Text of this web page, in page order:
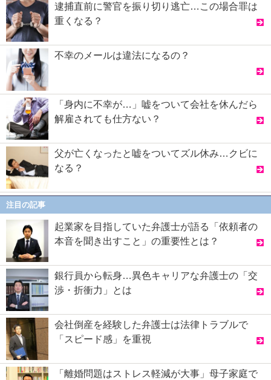
逮捕直前に警官を振り切り逃亡…この場合罪は
重くなる？
不幸のメールは違法になるの？
「身内に不幸が…」嘘をついて会社を休んだら
解雇されても仕方ない？
父が亡くなったと嘘をついてズル休み…クビに
なる？
注目の記事
起業家を目指していた弁護士が語る「依頼者の
本音を聞き出すこと」の重要性とは？
銀行員から転身…異色キャリアな弁護士の「交
渉・折衝力」とは
会社倒産を経験した弁護士は法律トラブルで
「スピード感」を重視
「離婚問題はストレス軽減が大事」母子家庭で